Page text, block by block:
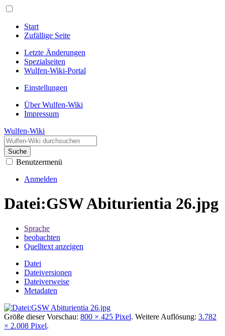
Start
Zufällige Seite
Letzte Änderungen
Spezialseiten
Wulfen-Wiki-Portal
Einstellungen
Über Wulfen-Wiki
Impressum
Wulfen-Wiki
Suche
Benutzermenü
Anmelden
Datei:GSW Abiturientia 26.jpg
Sprache
beobachten
Quelltext anzeigen
Datei
Dateiversionen
Dateiverweise
Metadaten
Größe dieser Vorschau: 800 × 425 Pixel. Weitere Auflösung: 3.782
× 2.008 Pixel.